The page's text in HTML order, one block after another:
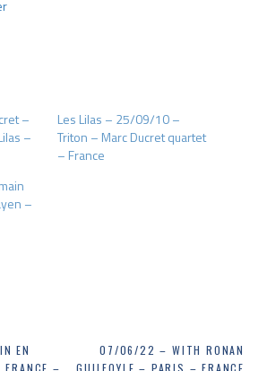
–
–
Les Lilas – 25/09/10 –
Triton – Marc Ducret quartet
– France
–
EN
–
07/06/22 – WITH RONAN
GUILFOYLE – PARIS – FRANCE